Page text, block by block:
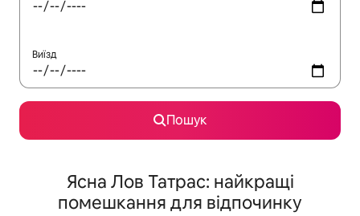
Виїзд
Пошук
Ясна Лов Татрас: найкращі
помешкання для відпочинку